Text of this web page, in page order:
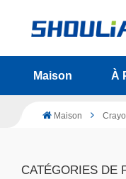
Maison À
Maison
CATÉGORIES DE